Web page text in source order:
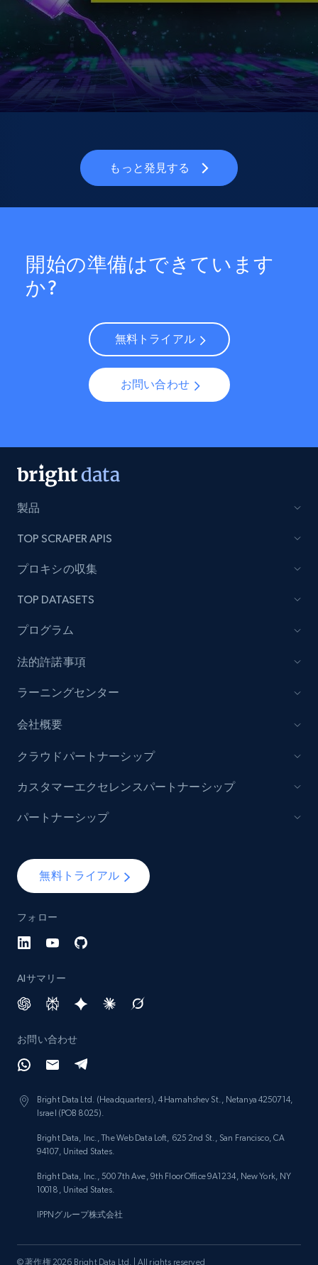
もっと発見する
開始の準備はできています
か?
無料トライアル
お問い合わせ
製品
TOP SCRAPER APIS
プロキシの収集
TOP DATASETS
プログラム
法的許諾事項
ラーニングセンター
会社概要
無料トライアル
フォロー
AIサマリー
お問い合わせ
Bright Data Ltd. (Headquarters), 4 Hamahshev St., Netanya 4250714,
Israel (POB 8025).
Bright Data, Inc., The Web Data Loft, 625 2nd St., San Francisco, CA
94107, United States.
Bright Data, Inc., 500 7th Ave, 9th Floor Office 9A1234, New York, NY
10018, United States.
IPPNグループ株式会社
クラウドパートナーシップ
カスタマーエクセレンスパートナーシップ
パートナーシップ
© 著作権 2026 Bright Data Ltd. | All rights reserved